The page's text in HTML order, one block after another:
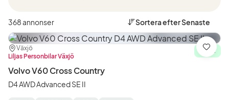
368 annonser Sortera efterSenaste
Plats:
Växjö
Återförsäljare:
Liljas Personbilar Växjö
I lager
Volvo V60 Cross Country
D4 AWD Advanced SE II
Spara